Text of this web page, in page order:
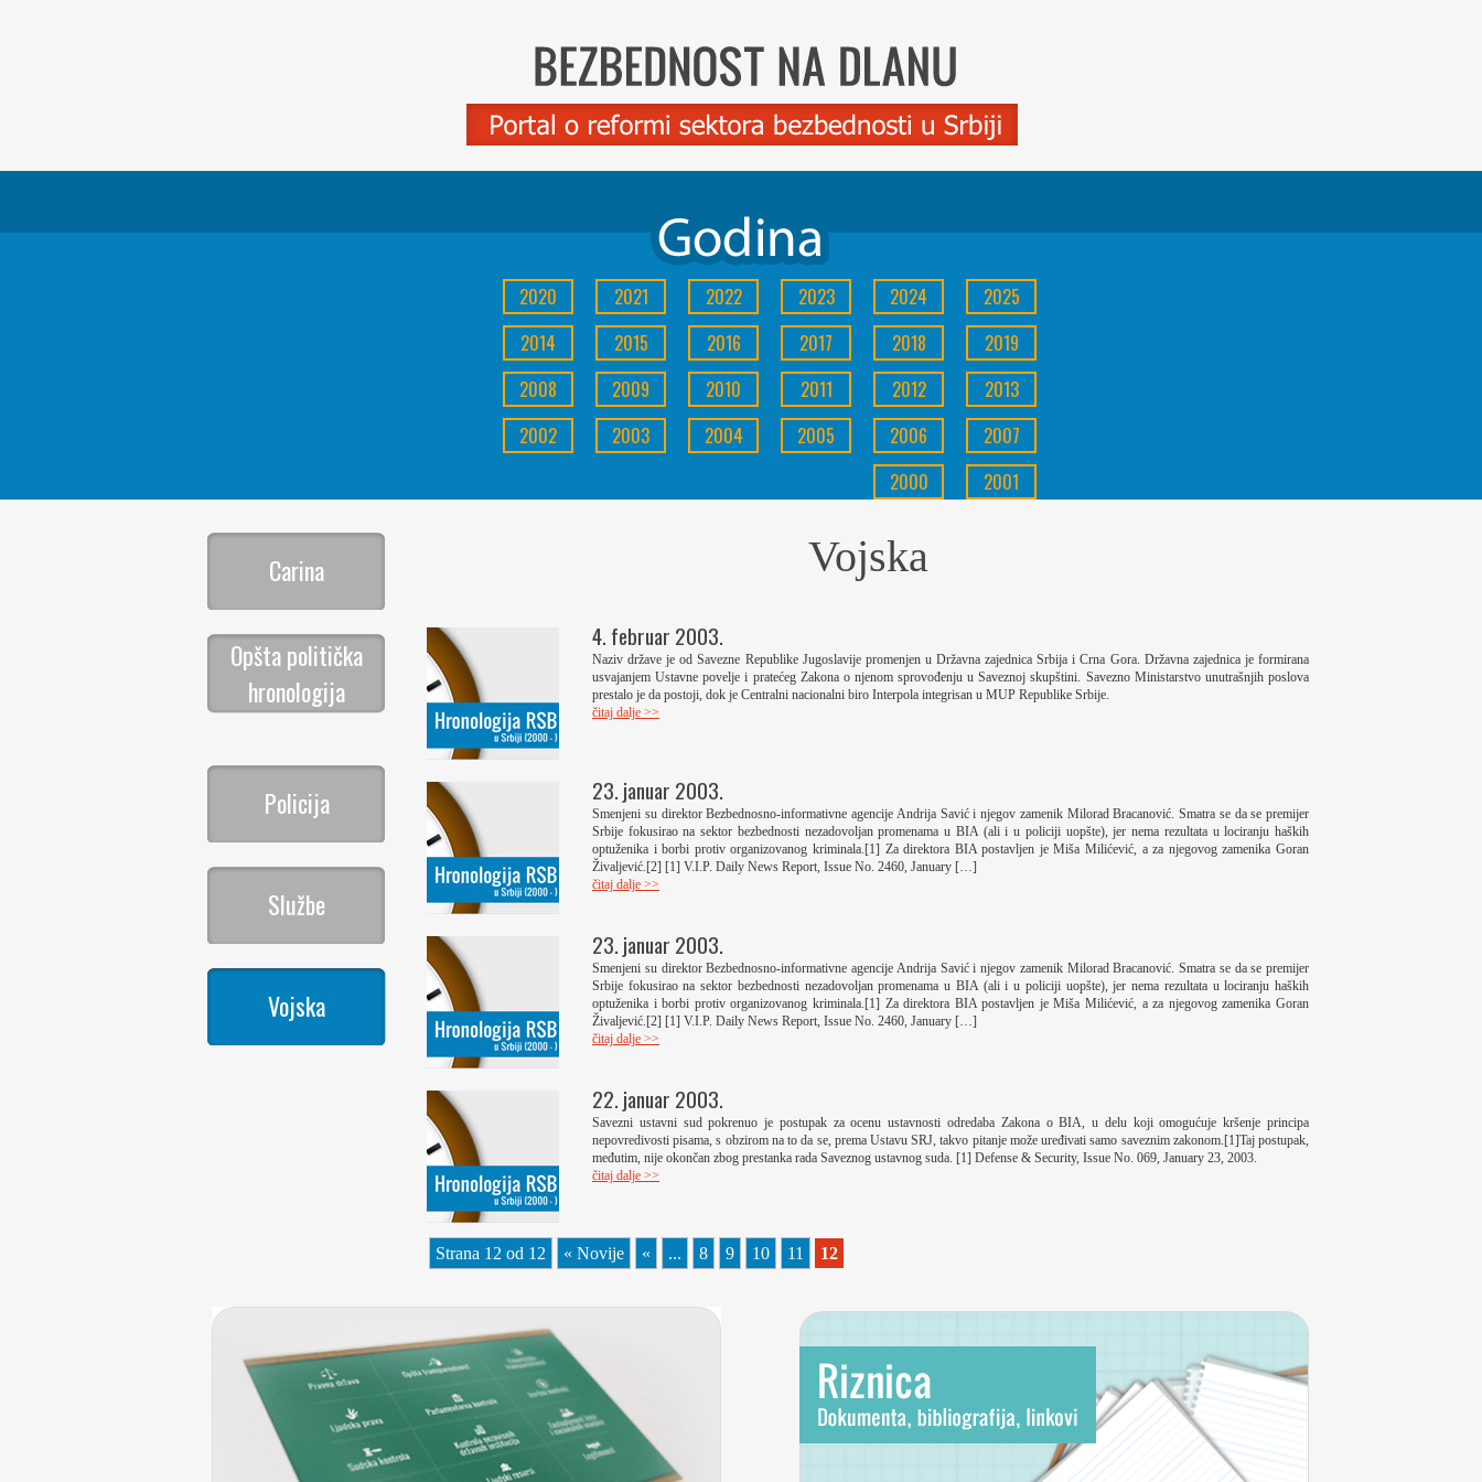
2025
2024
2023
2022
2021
2020
2019
2018
2017
2016
2015
2014
2013
2012
2011
2010
2009
2008
2007
2006
2005
2004
2003
2002
2001
2000
Carina
Opšta politička
hronologija
Policija
Službe
Vojska
Vojska
4. februar 2003.
Naziv države je od Savezne Republike Jugoslavije promenjen u Državna zajednica Srbija i Crna Gora. Državna zajednica je formirana
usvajanjem Ustavne povelje i pratećeg Zakona o njenom sprovođenju u Saveznoj skupštini. Savezno Ministarstvo unutrašnjih poslova
prestalo je da postoji, dok je Centralni nacionalni biro Interpola integrisan u MUP Republike Srbije.
čitaj dalje >>
23. januar 2003.
Smenjeni su direktor Bezbednosno-informativne agencije Andrija Savić i njegov zamenik Milorad Bracanović. Smatra se da se premijer
Srbije fokusirao na sektor bezbednosti nezadovoljan promenama u BIA (ali i u policiji uopšte), jer nema rezultata u lociranju haških
optuženika i borbi protiv organizovanog kriminala.[1] Za direktora BIA postavljen je Miša Milićević, a za njegovog zamenika Goran
Živaljević.[2] [1] V.I.P. Daily News Report, Issue No. 2460, January […]
čitaj dalje >>
23. januar 2003.
Smenjeni su direktor Bezbednosno-informativne agencije Andrija Savić i njegov zamenik Milorad Bracanović. Smatra se da se premijer
Srbije fokusirao na sektor bezbednosti nezadovoljan promenama u BIA (ali i u policiji uopšte), jer nema rezultata u lociranju haških
optuženika i borbi protiv organizovanog kriminala.[1] Za direktora BIA postavljen je Miša Milićević, a za njegovog zamenika Goran
Živaljević.[2] [1] V.I.P. Daily News Report, Issue No. 2460, January […]
čitaj dalje >>
22. januar 2003.
Savezni ustavni sud pokrenuo je postupak za ocenu ustavnosti odredaba Zakona o BIA, u delu koji omogućuje kršenje principa
nepovredivosti pisama, s obzirom na to da se, prema Ustavu SRJ, takvo pitanje može uređivati samo saveznim zakonom.[1]Taj postupak,
međutim, nije okončan zbog prestanka rada Saveznog ustavnog suda. [1] Defense & Security, Issue No. 069, January 23, 2003.
čitaj dalje >>
Strana 12 od 12 « Novije « ... 8 9 10 11 12